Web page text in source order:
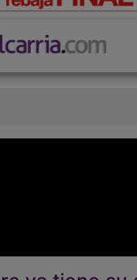
ya tiene su